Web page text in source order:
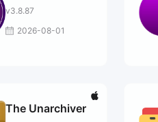
v3.8.87
2026-08-01
The Unarchiver